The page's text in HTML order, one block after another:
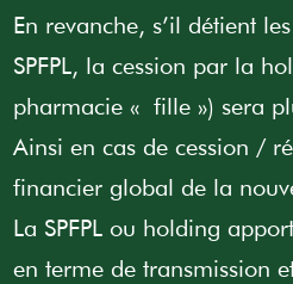
En revanche, s’il détient
SPFPL, la cession par la
pharmacie « fille ») sera
Ainsi en cas de cession /
financier global de la
La SPFPL ou holding
en terme de transmission